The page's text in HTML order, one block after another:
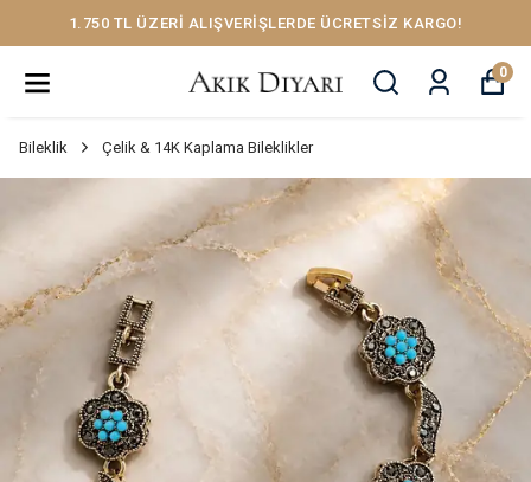
1.750 TL ÜZERİ ALIŞVERİŞLERDE ÜCRETSİZ KARGO!
0
Bileklik Çelik & 14K Kaplama Bileklikler